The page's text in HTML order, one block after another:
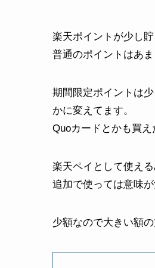
楽天ポイントが少し
普通のポイントはあ
期間限定ポイントは
かに変えてます。
Quoカードとかも買え
楽天ペイとして使え
追加で使っては意味
少額なので大きい額